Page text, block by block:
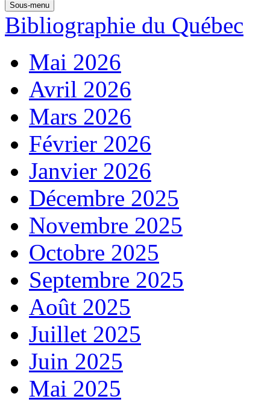
Sous-menu
Bibliographie du Québec
Mai 2026
Avril 2026
Mars 2026
Février 2026
Janvier 2026
Décembre 2025
Novembre 2025
Octobre 2025
Septembre 2025
Août 2025
Juillet 2025
Juin 2025
Mai 2025